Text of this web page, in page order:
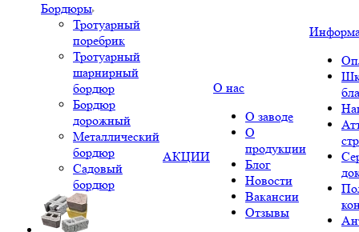
Бордюры
Тротуарный
поребрик
Тротуарный
шарнирный
бордюр
Бордюр
дорожный
Металлический
бордюр
Садовый
бордюр
АКЦИИ
О нас
О заводе
О
продукции
Блог
Новости
Вакансии
Отзывы